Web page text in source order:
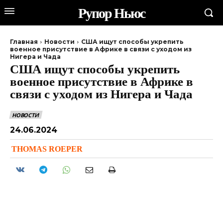
Рупор Ньюс
Главная Новости
США ищут способы укрепить
военное присутствие в Африке в связи с уходом из
Нигера и Чада
США ищут способы укрепить
военное присутствие в Африке в
связи с уходом из Нигера и Чада
НОВОСТИ
24.06.2024
THOMAS ROEPER